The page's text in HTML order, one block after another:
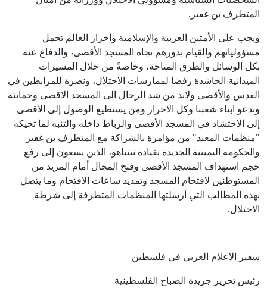
المتطرف بن غفير.
ويجب على الأمتين العربية والإسلامية وأحرار العالم تحمل
مسؤولياتهم والقيام بدورهم تجاه المسجد الأقصى، والدفاع عنه
بكل الوسائل والطرق المتاحة، وخاصةً من خلال المسيرات
الميدانية الحاشدة رفضا لممارسات الاحتلال، ونصرة للمرابطين في
القدس والأقصى ولابد من شد الرحال الى المسجد الاقصى وحمايته
وندعو ابناء شعبنا وكل الاحرار ومن يستطيع الوصول إلى الأقصى
إلى الاحتشاد في المسجد الأقصى والرباط داخله والتنبه لما تحيكه
"منظمات المعبد" من مؤامرة بالشراكة مع المتطرف بن غفير
والحكومة اليمينية الجديدة بقيادة نتنياهو، الذين يسعون إلى رفع
حجم استهداف المسجد الأقصى وفتح المجال أمام المزيد من
المستوطنين لاقتحام المسجد وتمديد ساعات الاقتحام وما يتصل
بهذه المطالب التي أرسلتها المنظمات المتطرفة إلى شرطة
الاحتلال.
سفير الاعلام العربي في فلسطين
رئيس تحرير جريدة الصباح الفلسطينية